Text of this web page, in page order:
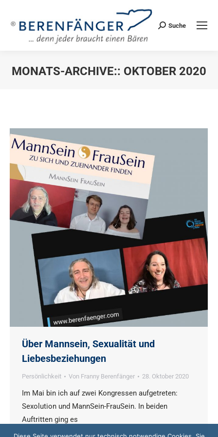
Search:
Suche
MONATS-ARCHIVE:: OKTOBER 2020
Über Mannsein, Sexualität und
Liebesbeziehungen
Persönlichkeit Von Franny Berenfänger 28. Oktober 2020
Im Mai bin ich auf zwei Kongressen aufgetreten:
Sexolution und MannSein-FrauSein. In beiden
Auftritten ging es